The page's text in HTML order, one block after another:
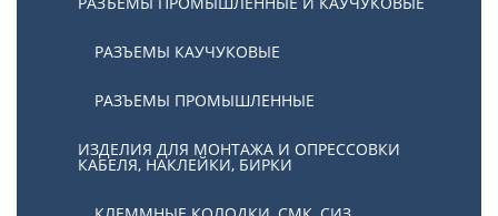
РАЗЪЕМЫ КАУЧУКОВЫЕ
РАЗЪЕМЫ ПРОМЫШЛЕННЫЕ
ИЗДЕЛИЯ ДЛЯ МОНТАЖА И ОПРЕССОВКИ
КАБЕЛЯ, НАКЛЕЙКИ, БИРКИ